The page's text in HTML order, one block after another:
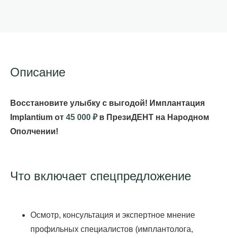
Описание
Восстановите улыбку с выгодой! Имплантация
Implantium от 45 000 ₽в ПрезиДЕНТ на Народном
Ополчении!
Что включает спецпредложение
Осмотр, консультация и экспертное мнение
профильных специалистов (имплантолога,